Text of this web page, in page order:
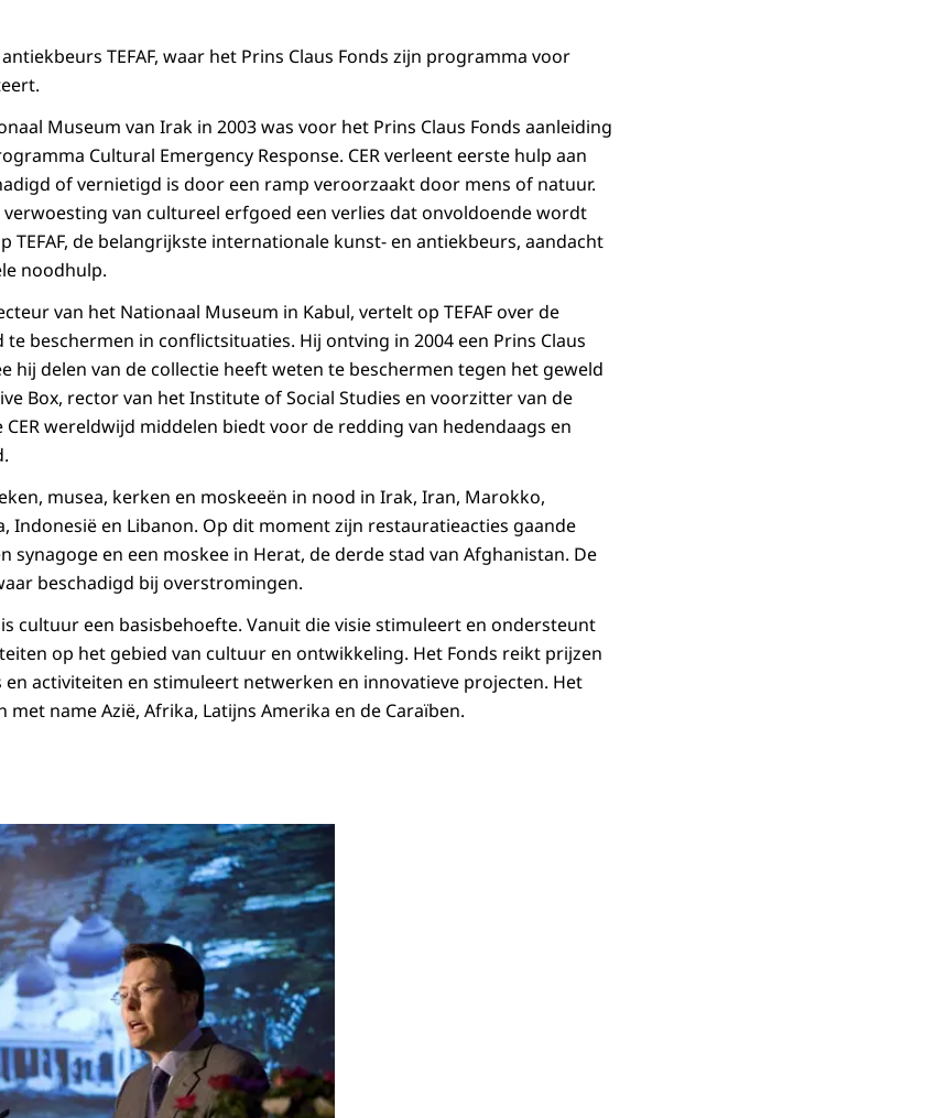
TEFAF, waar het Prins Claus Fonds zijn programma voor
Museum van Irak in 2003 was voor het Prins Claus Fonds aanleiding
Cultural Emergency Response. CER verleent eerste hulp aan
of vernietigd is door een ramp veroorzaakt door mens of natuur.
verwoesting van cultureel erfgoed een verlies dat onvoldoende wordt
TEFAF, de belangrijkste internationale kunst- en antiekbeurs, aandacht
noodhulp.
van het Nationaal Museum in Kabul, vertelt op TEFAF over de
beschermen in conflictsituaties. Hij ontving in 2004 een Prins Claus
hij delen van de collectie heeft weten te beschermen tegen het geweld
Box, rector van het Institute of Social Studies en voorzitter van de
wereldwijd middelen biedt voor de redding van hedendaags en
musea, kerken en moskeeën in nood in Irak, Iran, Marokko,
Indonesië en Libanon. Op dit moment zijn restauratieacties gaande
synagoge en een moskee in Herat, de derde stad van Afghanistan. De
beschadigd bij overstromingen.
cultuur een basisbehoefte. Vanuit die visie stimuleert en ondersteunt
op het gebied van cultuur en ontwikkeling. Het Fonds reikt prijzen
activiteiten en stimuleert netwerken en innovatieve projecten. Het
met name Azië, Afrika, Latijns Amerika en de Caraïben.